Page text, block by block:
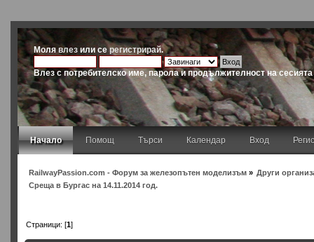
Молявлез или серегистрирай.
Влез с потребителско име, парола и продължителност на сесията
Начало Помощ Търси Календар Вход
RailwayPassion.com - Форум за железопътен моделизъм» Други
Среща в Бургас на 14.11.2014 год.
Страници: [1]